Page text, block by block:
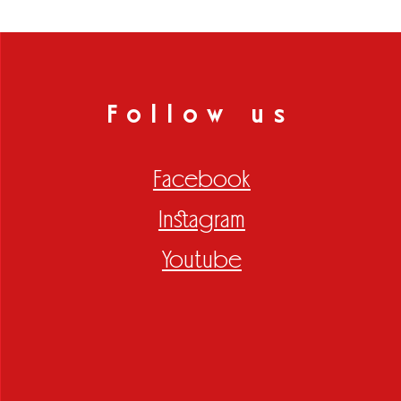
Follow us
Facebook
Instagram
Youtube